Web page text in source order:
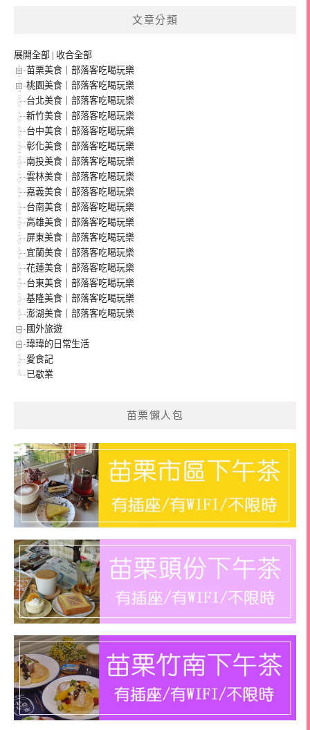
文章分類
展開全部 | 收合全部
苗栗美食｜部落客吃喝玩樂
桃園美食｜部落客吃喝玩樂
台北美食｜部落客吃喝玩樂
新竹美食｜部落客吃喝玩樂
台中美食｜部落客吃喝玩樂
彰化美食｜部落客吃喝玩樂
南投美食｜部落客吃喝玩樂
雲林美食｜部落客吃喝玩樂
嘉義美食｜部落客吃喝玩樂
台南美食｜部落客吃喝玩樂
高雄美食｜部落客吃喝玩樂
屏東美食｜部落客吃喝玩樂
宜蘭美食｜部落客吃喝玩樂
花蓮美食｜部落客吃喝玩樂
台東美食｜部落客吃喝玩樂
基隆美食｜部落客吃喝玩樂
澎湖美食｜部落客吃喝玩樂
國外旅遊
瑋瑋的日常生活
愛食記
已歇業
苗栗懶人包